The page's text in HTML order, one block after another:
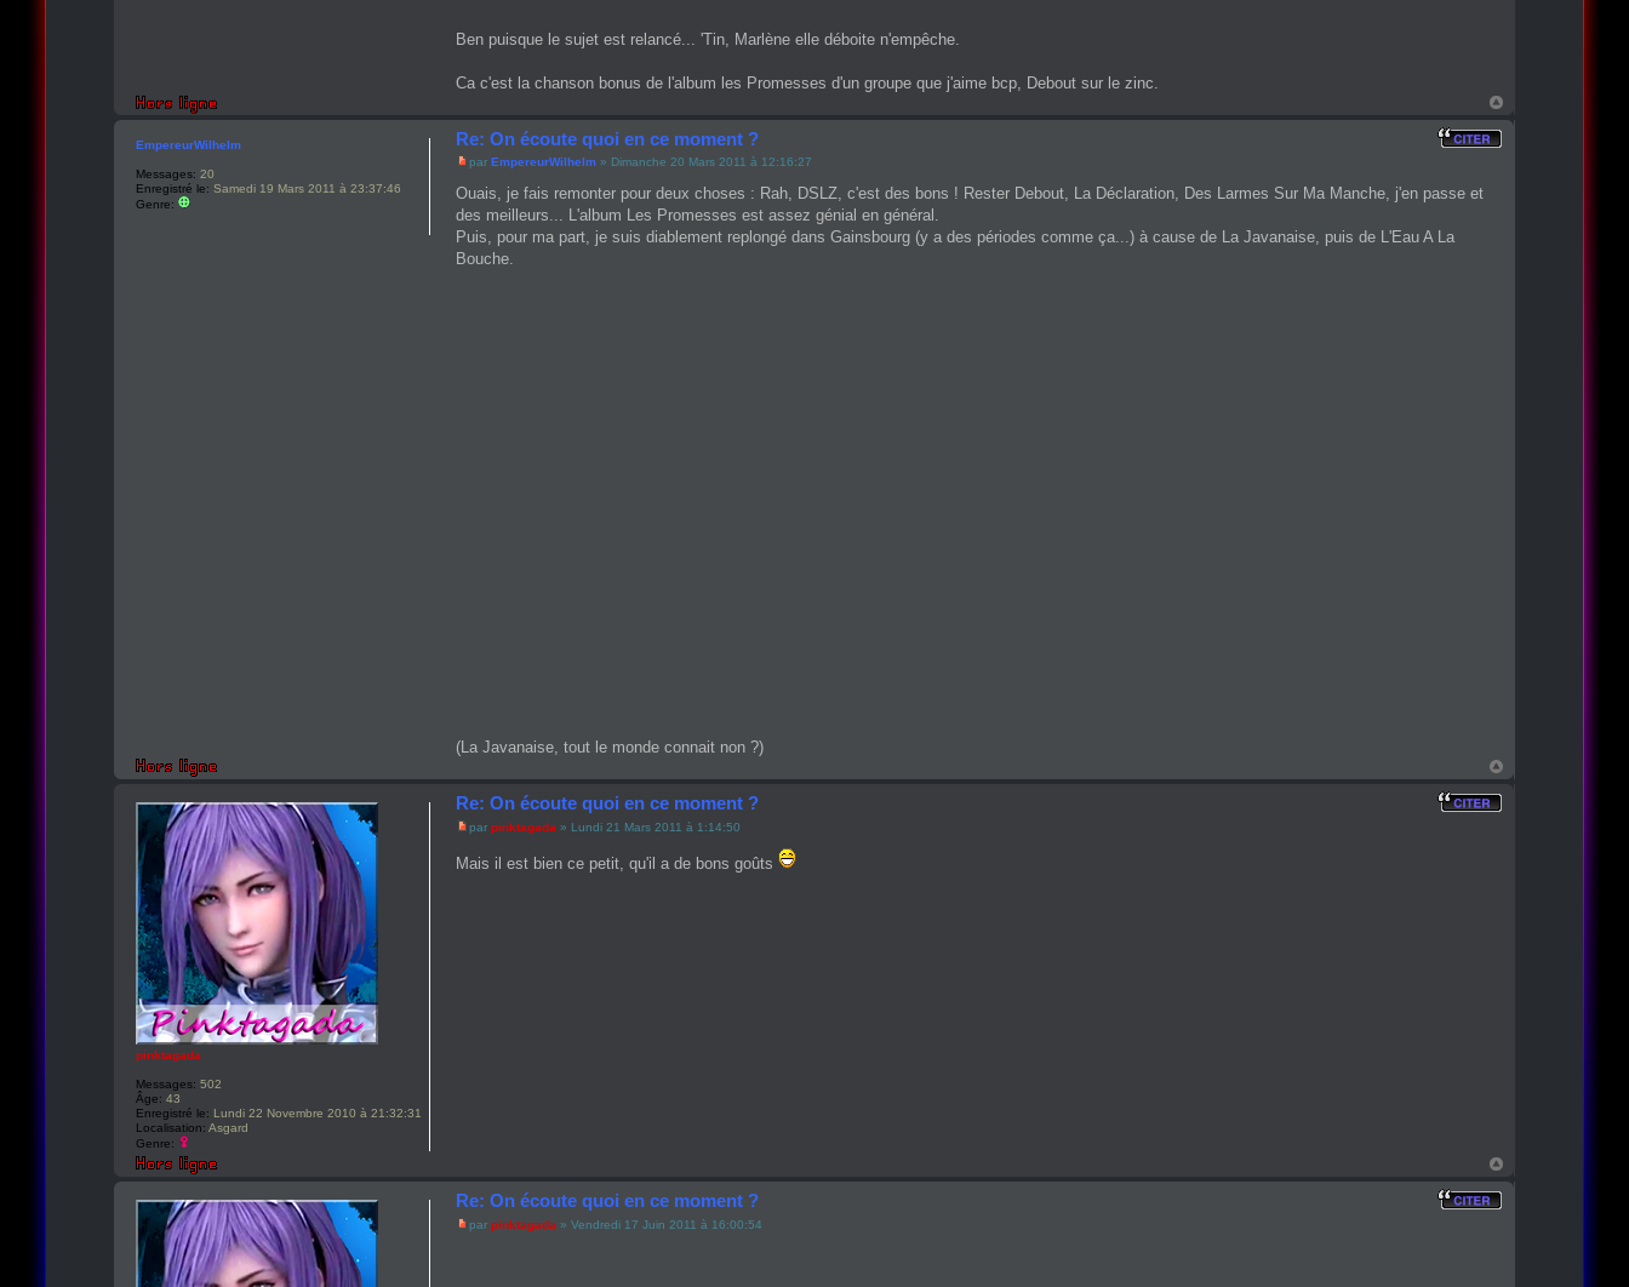
Ben puisque le sujet est relancé... 'Tin, Marlène elle déboite n'empêche.
Ca c'est la chanson bonus de l'album les Promesses d'un groupe que j'aime bcp, Debout sur le zinc.
Re: On écoute quoi en ce moment ?
parEmpereurWilhelm » Dimanche 20 Mars 2011 à 12:16:27
Ouais, je fais remonter pour deux choses : Rah, DSLZ, c'est des bons ! Rester Debout, La Déclaration, Des Larmes Sur Ma Manche, j'en passe et
des meilleurs... L'album Les Promesses est assez génial en général.
Puis, pour ma part, je suis diablement replongé dans Gainsbourg (y a des périodes comme ça...) à cause de La Javanaise, puis de L'Eau A La
Bouche.
(La Javanaise, tout le monde connait non ?)
EmpereurWilhelm
Messages: 20
Enregistré le: Samedi 19 Mars 2011 à 23:37:46
Genre:
Re: On écoute quoi en ce moment ?
parpinktagada » Lundi 21 Mars 2011 à 1:14:50
Mais il est bien ce petit, qu'il a de bons goûts
pinktagada
Messages: 502
Âge: 43
Enregistré le: Lundi 22 Novembre 2010 à 21:32:31
Localisation: Asgard
Genre:
Re: On écoute quoi en ce moment ?
parpinktagada » Vendredi 17 Juin 2011 à 16:00:54